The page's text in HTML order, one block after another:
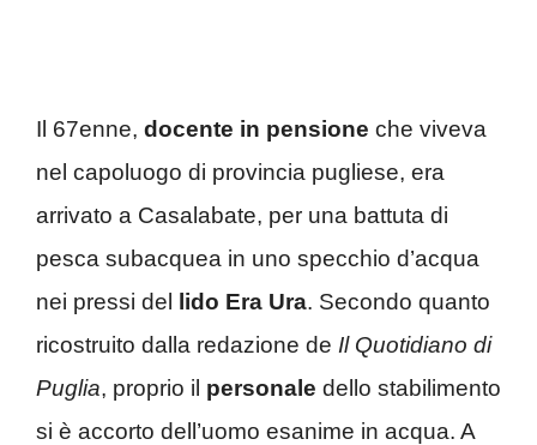
Il 67enne, docente in pensione che viveva
nel capoluogo di provincia pugliese, era
arrivato a Casalabate, per una battuta di
pesca subacquea in uno specchio d’acqua
nei pressi del lido Era Ura. Secondo quanto
ricostruito dalla redazione de Il Quotidiano di
Puglia, proprio il personale dello stabilimento
si è accorto dell’uomo esanime in acqua. A